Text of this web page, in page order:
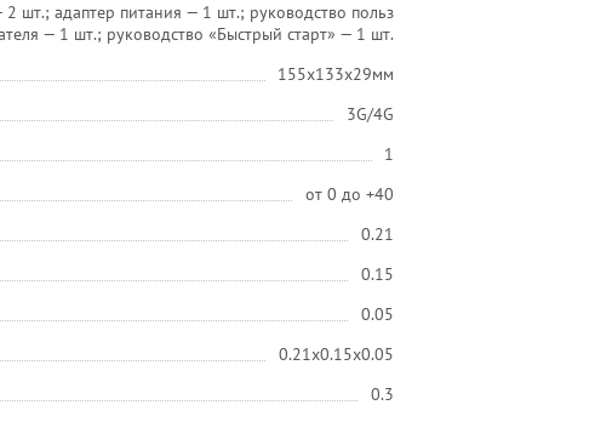
шт.; адаптер питания — 1 шт.; руководство польз
— 1 шт.; руководство «Быстрый старт» — 1 шт.
155x133x29мм
3G/4G
1
от 0 до +40
0.21
0.15
0.05
0.21x0.15x0.05
0.3